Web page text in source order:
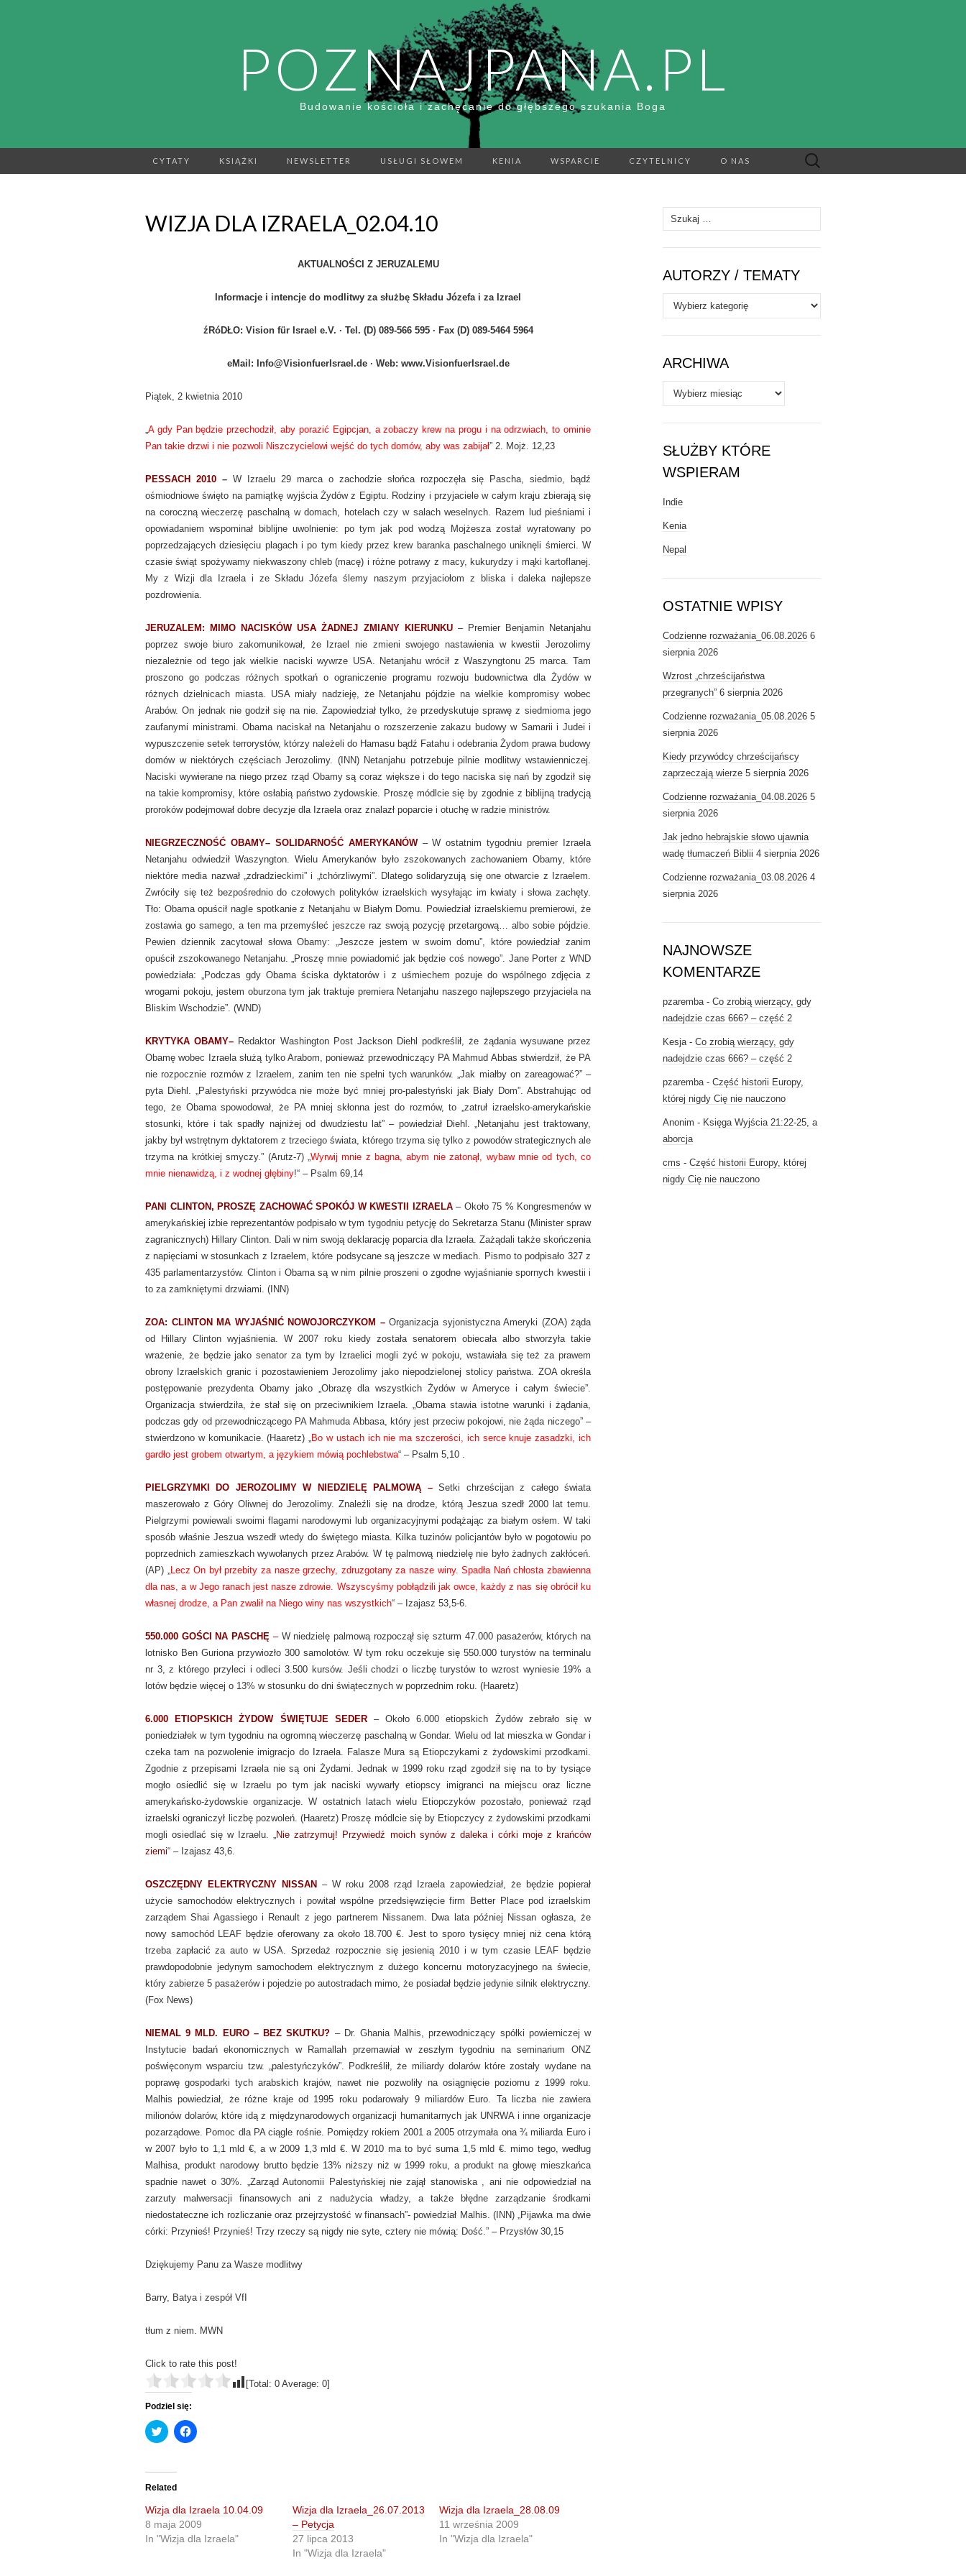
POZNAJPANA.PL
Budowanie kościoła i zachęcanie do głębszego szukania Boga
CYTATY KSIĄŻKI NEWSLETTER USŁUGI SŁOWEM KENIA WSPARCIE CZYTELNICY O NAS Szukaj:
WIZJA DLA IZRAELA_02.04.10
AKTUALNOŚCI Z JERUZALEMU
Informacje i intencje do modlitwy za służbę Składu Józefa i za Izrael
źRóDŁO: Vision für Israel e.V. · Tel. (D) 089-566 595 · Fax (D) 089-5464 5964
eMail: Info@VisionfuerIsrael.de · Web: www.VisionfuerIsrael.de
Piątek, 2 kwietnia 2010
„A gdy Pan będzie przechodził, aby porazić Egipcjan, a zobaczy krew na progu i na odrzwiach, to ominie
Pan takie drzwi i nie pozwoli Niszczycielowi wejść do tych domów, aby was zabijał” 2. Mojż. 12,23
PESSACH 2010 – W Izraelu 29 marca o zachodzie słońca rozpoczęła się Pascha, siedmio, bądź
ośmiodniowe święto na pamiątkę wyjścia Żydów z Egiptu. Rodziny i przyjaciele w całym kraju zbierają się
na coroczną wieczerzę paschalną w domach, hotelach czy w salach weselnych. Razem lud pieśniami i
opowiadaniem wspominał biblijne uwolnienie: po tym jak pod wodzą Mojżesza został wyratowany po
poprzedzających dziesięciu plagach i po tym kiedy przez krew baranka paschalnego uniknęli śmierci. W
czasie świąt spożywamy niekwaszony chleb (macę) i różne potrawy z macy, kukurydzy i mąki kartoflanej.
My z Wizji dla Izraela i ze Składu Józefa ślemy naszym przyjaciołom z bliska i daleka najlepsze
pozdrowienia.
JERUZALEM: MIMO NACISKÓW USA ŻADNEJ ZMIANY KIERUNKU – Premier Benjamin Netanjahu
poprzez swoje biuro zakomunikował, że Izrael nie zmieni swojego nastawienia w kwestii Jerozolimy
niezależnie od tego jak wielkie naciski wywrze USA. Netanjahu wrócił z Waszyngtonu 25 marca. Tam
proszono go podczas różnych spotkań o ograniczenie programu rozwoju budownictwa dla Żydów w
różnych dzielnicach miasta. USA miały nadzieję, że Netanjahu pójdzie na wielkie kompromisy wobec
Arabów. On jednak nie godził się na nie. Zapowiedział tylko, że przedyskutuje sprawę z siedmioma jego
zaufanymi ministrami. Obama naciskał na Netanjahu o rozszerzenie zakazu budowy w Samarii i Judei i
wypuszczenie setek terrorystów, którzy należeli do Hamasu bądź Fatahu i odebrania Żydom prawa budowy
domów w niektórych częściach Jerozolimy. (INN) Netanjahu potrzebuje pilnie modlitwy wstawienniczej.
Naciski wywierane na niego przez rząd Obamy są coraz większe i do tego naciska się nań by zgodził się
na takie kompromisy, które osłabią państwo żydowskie. Proszę módlcie się by zgodnie z biblijną tradycją
proroków podejmował dobre decyzje dla Izraela oraz znalazł poparcie i otuchę w radzie ministrów.
NIEGRZECZNOŚĆ OBAMY– SOLIDARNOŚĆ AMERYKANÓW– W ostatnim tygodniu premier Izraela
Netanjahu odwiedził Waszyngton. Wielu Amerykanów było zszokowanych zachowaniem Obamy, które
niektóre media nazwał „zdradzieckimi” i „tchórzliwymi”. Dlatego solidaryzują się one otwarcie z Izraelem.
Zwróciły się też bezpośrednio do czołowych polityków izraelskich wysyłając im kwiaty i słowa zachęty.
Tło: Obama opuścił nagle spotkanie z Netanjahu w Białym Domu. Powiedział izraelskiemu premierowi, że
zostawia go samego, a ten ma przemyśleć jeszcze raz swoją pozycję przetargową… albo sobie pójdzie.
Pewien dziennik zacytował słowa Obamy: „Jeszcze jestem w swoim domu”, które powiedział zanim
opuścił zszokowanego Netanjahu. „Proszę mnie powiadomić jak będzie coś nowego”. Jane Porter z WND
powiedziała: „Podczas gdy Obama ściska dyktatorów i z uśmiechem pozuje do wspólnego zdjęcia z
wrogami pokoju, jestem oburzona tym jak traktuje premiera Netanjahu naszego najlepszego przyjaciela na
Bliskim Wschodzie”. (WND)
KRYTYKA OBAMY– Redaktor Washington Post Jackson Diehl podkreślił, że żądania wysuwane przez
Obamę wobec Izraela służą tylko Arabom, ponieważ przewodniczący PA Mahmud Abbas stwierdził, że PA
nie rozpocznie rozmów z Izraelem, zanim ten nie spełni tych warunków. „Jak miałby on zareagować?” –
pyta Diehl. „Palestyński przywódca nie może być mniej pro-palestyński jak Biały Dom”. Abstrahując od
tego, że Obama spowodował, że PA mniej skłonna jest do rozmów, to „zatruł izraelsko-amerykańskie
stosunki, które i tak spadły najniżej od dwudziestu lat” – powiedział Diehl. „Netanjahu jest traktowany,
jakby był wstrętnym dyktatorem z trzeciego świata, którego trzyma się tylko z powodów strategicznych ale
trzyma na krótkiej smyczy.” (Arutz-7) „Wyrwij mnie z bagna, abym nie zatonął, wybaw mnie od tych, co
mnie nienawidzą, i z wodnej głębiny!“ – Psalm 69,14
PANI CLINTON, PROSZĘ ZACHOWAĆ SPOKÓJ W KWESTII IZRAELA– Około 75 % Kongresmenów w
amerykańskiej izbie reprezentantów podpisało w tym tygodniu petycję do Sekretarza Stanu (Minister spraw
zagranicznych) Hillary Clinton. Dali w nim swoją deklarację poparcia dla Izraela. Zażądali także skończenia
z napięciami w stosunkach z Izraelem, które podsycane są jeszcze w mediach. Pismo to podpisało 327 z
435 parlamentarzystów. Clinton i Obama są w nim pilnie proszeni o zgodne wyjaśnianie spornych kwestii i
to za zamkniętymi drzwiami. (INN)
ZOA: CLINTON MA WYJAŚNIĆ NOWOJORCZYKOM –Organizacja syjonistyczna Ameryki (ZOA) żąda
od Hillary Clinton wyjaśnienia. W 2007 roku kiedy została senatorem obiecała albo stworzyła takie
wrażenie, że będzie jako senator za tym by Izraelici mogli żyć w pokoju, wstawiała się też za prawem
obrony Izraelskich granic i pozostawieniem Jerozolimy jako niepodzielonej stolicy państwa. ZOA określa
postępowanie prezydenta Obamy jako „Obrazę dla wszystkich Żydów w Ameryce i całym świecie”.
Organizacja stwierdziła, że stał się on przeciwnikiem Izraela. „Obama stawia istotne warunki i żądania,
podczas gdy od przewodniczącego PA Mahmuda Abbasa, który jest przeciw pokojowi, nie żąda niczego” –
stwierdzono w komunikacie. (Haaretz) „Bo w ustach ich nie ma szczerości, ich serce knuje zasadzki, ich
gardło jest grobem otwartym, a językiem mówią pochlebstwa“ – Psalm 5,10 .
PIELGRZYMKI DO JEROZOLIMY W NIEDZIELĘ PALMOWĄ –Setki chrześcijan z całego świata
maszerowało z Góry Oliwnej do Jerozolimy. Znaleźli się na drodze, którą Jeszua szedł 2000 lat temu.
Pielgrzymi powiewali swoimi flagami narodowymi lub organizacyjnymi podążając za białym osłem. W taki
sposób właśnie Jeszua wszedł wtedy do świętego miasta. Kilka tuzinów policjantów było w pogotowiu po
poprzednich zamieszkach wywołanych przez Arabów. W tę palmową niedzielę nie było żadnych zakłóceń.
(AP) „Lecz On był przebity za nasze grzechy, zdruzgotany za nasze winy. Spadła Nań chłosta zbawienna
dla nas, a w Jego ranach jest nasze zdrowie. Wszyscyśmy pobłądzili jak owce, każdy z nas się obrócił ku
własnej drodze, a Pan zwalił na Niego winy nas wszystkich“ – Izajasz 53,5-6.
550.000 GOŚCI NA PASCHĘ –W niedzielę palmową rozpoczął się szturm 47.000 pasażerów, których na
lotnisko Ben Guriona przywiozło 300 samolotów. W tym roku oczekuje się 550.000 turystów na terminalu
nr 3, z którego przyleci i odleci 3.500 kursów. Jeśli chodzi o liczbę turystów to wzrost wyniesie 19% a
lotów będzie więcej o 13% w stosunku do dni świątecznych w poprzednim roku. (Haaretz)
6.000 ETIOPSKICH ŻYDOW ŚWIĘTUJE SEDER– Około 6.000 etiopskich Żydów zebrało się w
poniedziałek w tym tygodniu na ogromną wieczerzę paschalną w Gondar. Wielu od lat mieszka w Gondar i
czeka tam na pozwolenie imigracjo do Izraela. Falasze Mura są Etiopczykami z żydowskimi przodkami.
Zgodnie z przepisami Izraela nie są oni Żydami. Jednak w 1999 roku rząd zgodził się na to by tysiące
mogło osiedlić się w Izraelu po tym jak naciski wywarły etiopscy imigranci na miejscu oraz liczne
amerykańsko-żydowskie organizacje. W ostatnich latach wielu Etiopczyków pozostało, ponieważ rząd
izraelski ograniczył liczbę pozwoleń. (Haaretz) Proszę módlcie się by Etiopczycy z żydowskimi przodkami
mogli osiedlać się w Izraelu. „Nie zatrzymuj! Przywiedź moich synów z daleka i córki moje z krańców
ziemi“ – Izajasz 43,6.
OSZCZĘDNY ELEKTRYCZNY NISSAN – W roku 2008 rząd Izraela zapowiedział, że będzie popierał
użycie samochodów elektrycznych i powitał wspólne przedsięwzięcie firm Better Place pod izraelskim
zarządem Shai Agassiego i Renault z jego partnerem Nissanem. Dwa lata później Nissan ogłasza, że
nowy samochód LEAF będzie oferowany za około 18.700 €. Jest to sporo tysięcy mniej niż cena którą
trzeba zapłacić za auto w USA. Sprzedaż rozpocznie się jesienią 2010 i w tym czasie LEAF będzie
prawdopodobnie jedynym samochodem elektrycznym z dużego koncernu motoryzacyjnego na świecie,
który zabierze 5 pasażerów i pojedzie po autostradach mimo, że posiadał będzie jedynie silnik elektryczny.
(Fox News)
NIEMAL 9 MLD. EURO – BEZ SKUTKU? – Dr. Ghania Malhis, przewodniczący spółki powierniczej w
Instytucie badań ekonomicznych w Ramallah przemawiał w zeszłym tygodniu na seminarium ONZ
poświęconym wsparciu tzw. „palestyńczyków”. Podkreślił, że miliardy dolarów które zostały wydane na
poprawę gospodarki tych arabskich krajów, nawet nie pozwoliły na osiągnięcie poziomu z 1999 roku.
Malhis powiedział, że różne kraje od 1995 roku podarowały 9 miliardów Euro. Ta liczba nie zawiera
milionów dolarów, które idą z międzynarodowych organizacji humanitarnych jak UNRWA i inne organizacje
pozarządowe. Pomoc dla PA ciągle rośnie. Pomiędzy rokiem 2001 a 2005 otrzymała ona ¾ miliarda Euro i
w 2007 było to 1,1 mld €, a w 2009 1,3 mld €. W 2010 ma to być suma 1,5 mld €. mimo tego, według
Malhisa, produkt narodowy brutto będzie 13% niższy niż w 1999 roku, a produkt na głowę mieszkańca
spadnie nawet o 30%. „Zarząd Autonomii Palestyńskiej nie zajął stanowiska , ani nie odpowiedział na
zarzuty malwersacji finansowych ani z nadużycia władzy, a także błędne zarządzanie środkami
niedostateczne ich rozliczanie oraz przejrzystość w finansach”- powiedział Malhis. (INN) „Pijawka ma dwie
córki: Przynieś! Przynieś! Trzy rzeczy są nigdy nie syte, cztery nie mówią: Dość.” – Przysłów 30,15
Dziękujemy Panu za Wasze modlitwy
Barry, Batya i zespół VfI
tłum z niem. MWN
Click to rate this post!
[Total: 0 Average: 0]
Podziel się:
C
l
t
o
s
h
a
r
e
o
C
l
a
r
e
o
Related
Wizja dla Izraela 10.04.09
8 maja 2009
In "Wizja dla Izraela"
Wizja dla Izraela_26.07.2013
– Petycja
27 lipca 2013
In "Wizja dla Izraela"
Wizja dla Izraela_28.08.09
11 września 2009
In "Wizja dla Izraela"
Szukaj:
AUTORZY / TEMATY
Autorzy
/
Tematy
ARCHIWA
Archiwa
SŁUŻBY KTÓRE
WSPIERAM
Indie
Kenia
Nepal
OSTATNIE WPISY
Codzienne rozważania_06.08.2026 6
sierpnia 2026
Wzrost „chrześcijaństwa
przegranych” 6 sierpnia 2026
Codzienne rozważania_05.08.2026 5
sierpnia 2026
Kiedy przywódcy chrześcijańscy
zaprzeczają wierze 5 sierpnia 2026
Codzienne rozważania_04.08.2026 5
sierpnia 2026
Jak jedno hebrajskie słowo ujawnia
wadę tłumaczeń Biblii 4 sierpnia 2026
Codzienne rozważania_03.08.2026 4
sierpnia 2026
NAJNOWSZE
KOMENTARZE
pzaremba- Co zrobią wierzący, gdy
nadejdzie czas 666? – część 2
Kesja- Co zrobią wierzący, gdy
nadejdzie czas 666? – część 2
pzaremba- Część historii Europy,
której nigdy Cię nie nauczono
Anonim - Księga Wyjścia 21:22-25, a
aborcja
cms - Część historii Europy, której
nigdy Cię nie nauczono